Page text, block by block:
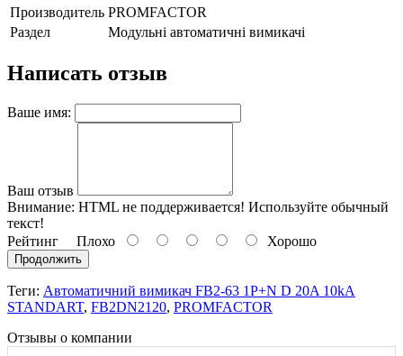
Производитель PROMFACTOR
Раздел
Модульні автоматичні вимикачі
Написать отзыв
Ваше имя:
Ваш отзыв
Внимание: HTML не поддерживается! Используйте обычный
текст!
Рейтинг Плохо Хорошо
Продолжить
Теги: Автоматичний вимикач FB2-63 1P+N D 20A 10kA
STANDART, FB2DN2120, PROMFACTOR
Отзывы о компании